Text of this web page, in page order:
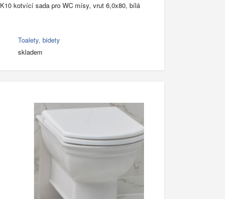
kotvící sada pro WC mísy, vrut 6,0x80, bílá
Toalety, bidety
skladem